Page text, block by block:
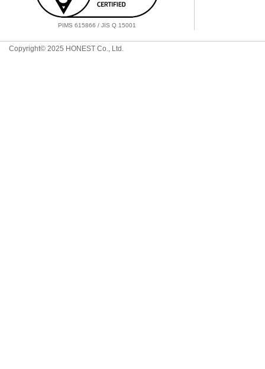
PIMS 615866 / JIS Q 15001
Copyright© 2025 HONEST Co., Ltd.